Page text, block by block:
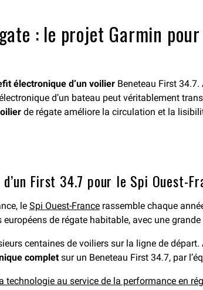
: le projet Garmin
électronique d’un voilier Beneteau First 34.7.
d’un bateau peut véritablement
de régate améliore la circulation et la
First 34.7 pour le Spi Ouest-
le Spi Ouest-France rassemble chaque
de régate habitable, avec une
centaines de voiliers sur la ligne de
completsur un Beneteau First 34.7, par
au service de la performance en